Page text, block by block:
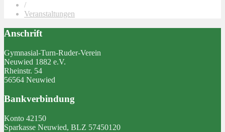
/
Veranstaltungen
Anschrift
Gymnasial-Turn-Ruder-Verein
Neuwied 1882 e.V.
Rheinstr. 54
56564 Neuwied
Bankverbindung
Konto 42150
Sparkasse Neuwied, BLZ 57450120